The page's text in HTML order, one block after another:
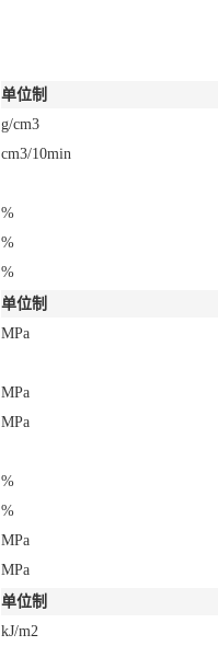
单位制
g/cm3
cm3/10min
%
%
%
单位制
MPa
MPa
MPa
%
%
MPa
MPa
单位制
kJ/m2